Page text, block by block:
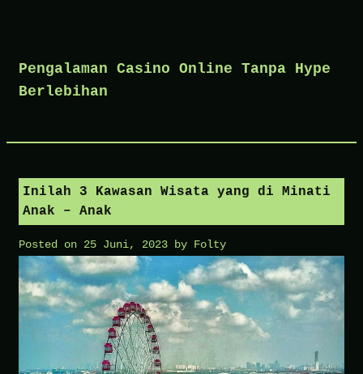
content
Pengalaman Casino Online Tanpa Hype
Berlebihan
Inilah 3 Kawasan Wisata yang di Minati
Anak – Anak
Posted on 25 Juni, 2023 by Folty